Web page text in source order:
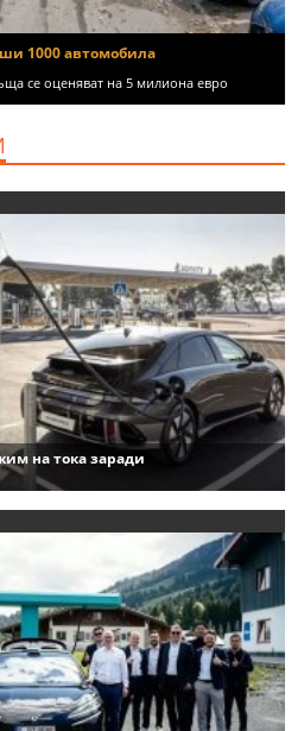
1000 автомобила
се оценяват на 5 милиона евро
на тока заради